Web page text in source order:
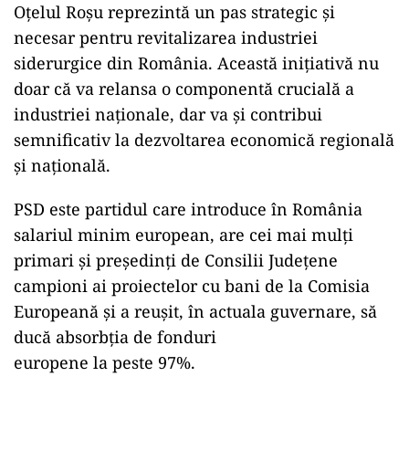
Oțelul Roșu reprezintă un pas strategic și
necesar pentru revitalizarea industriei
siderurgice din România. Această inițiativă nu
doar că va relansa o componentă crucială a
industriei naționale, dar va și contribui
semnificativ la dezvoltarea economică regională
și națională.
PSD este partidul care introduce în România
salariul minim european, are cei mai mulți
primari și președinți de Consilii Județene
campioni ai proiectelor cu bani de la Comisia
Europeană și a reușit, în actuala guvernare, să
ducă absorbția de fonduri
europene la peste 97%.